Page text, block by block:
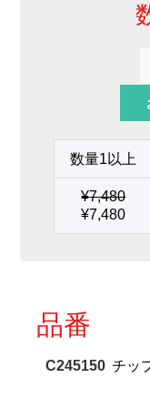
数量1以上
¥7,480
¥7,480
品番
C245150 チッ